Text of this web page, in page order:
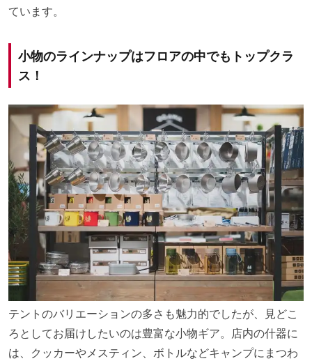
ています。
小物のラインナップはフロアの中でもトップクラ
ス！
テントのバリエーションの多さも魅力的でしたが、見どこ
ろとしてお届けしたいのは豊富な小物ギア。店内の什器に
は、クッカーやメスティン、ボトルなどキャンプにまつわ